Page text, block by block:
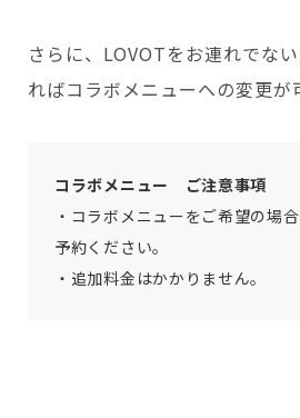
さらに、LOVOTをお連れでな
ればコラボメニューへの変更が
コラボメニュー ご注意事項
・コラボメニューをご希望の場
予約ください。
・追加料金はかかりません。